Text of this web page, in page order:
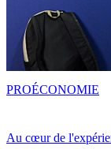
Au cœur de
PROÉCONOMIE